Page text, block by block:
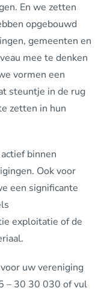
En we zetten
opgebouwd
gemeenten en
mee te denken
vormen een
steuntje in de rug
zetten in hun
binnen
Ook voor
een significante
exploitatie of de
uw vereniging
– 30 30 030 of vul